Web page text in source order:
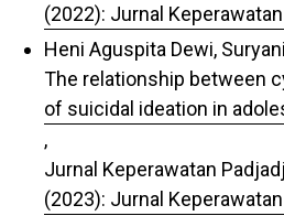
(2022): Jurnal
Heni Aguspita Dewi,
The relationship between
of suicidal ideation in
,
Jurnal Keperawatan
(2023): Jurnal